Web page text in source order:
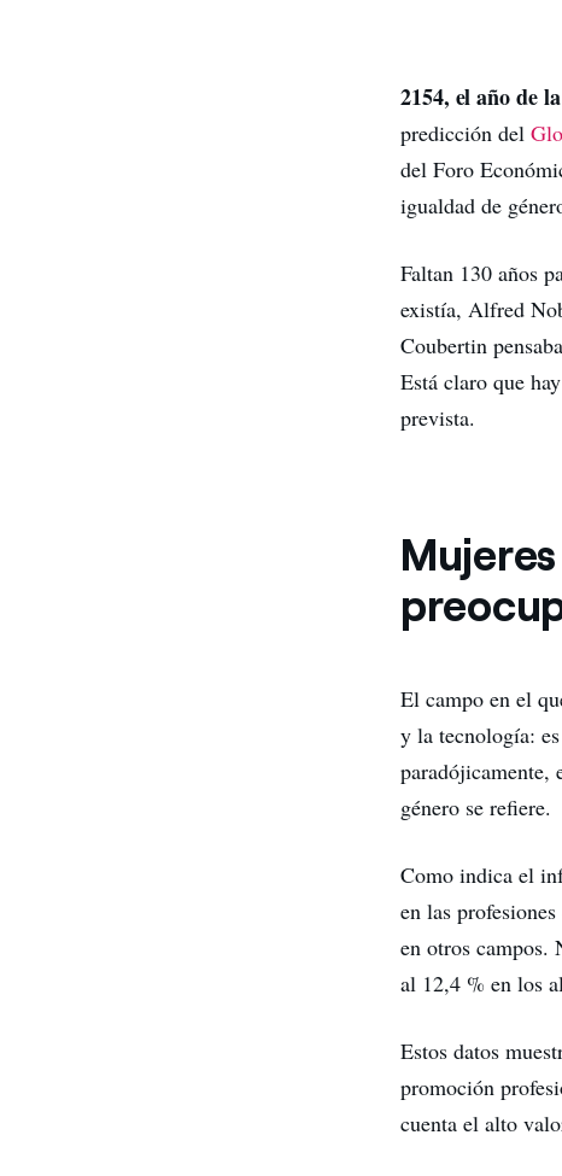
2154, el año de
predicción del
del Foro
igualdad de
Faltan 130 años
existía, Alfred
Coubertin
Está claro que
prevista.
El campo en el
y la tecnología:
paradójicamente,
género se refiere.
Como indica el
en las
en otros campos.
al 12,4 % en los
Estos datos
promoción
cuenta el alto